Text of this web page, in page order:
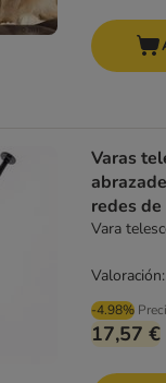
Varas
redes de
Vara
-4.98%
17,57 €